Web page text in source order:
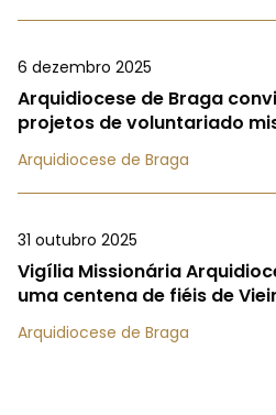
6 dezembro 2025
Arquidiocese de Braga
projetos de voluntariado
Arquidiocese de Braga
31 outubro 2025
Vigília Missionária
uma centena de fiéis de
Arquidiocese de Braga